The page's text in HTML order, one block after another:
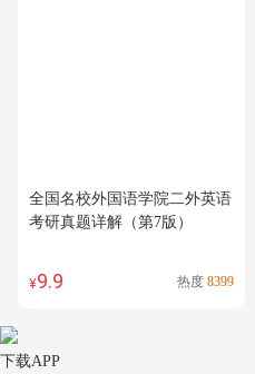
全国名校外国语学院二外英语
考研真题详解（第7版）
¥9.9 热度 8399
下载APP